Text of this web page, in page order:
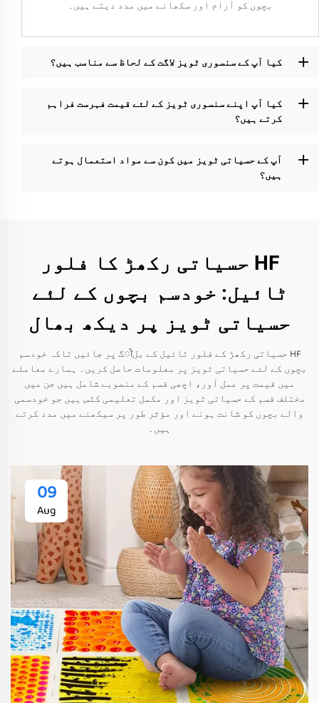
بچوں کو آرام اور سکھانے میں مدد دیتے ہیں۔
کیا آپ کے سنسوری ٹویز لاگت کے لحاظ سے مناسب ہیں؟
کیا آپ اپنے سنسوری ٹویز کے لئے قیمت فہرست فراہم
کرتے ہیں؟
آپ کے حسیاتی ٹویز میں کون سے مواد استعمال ہوتے
ہیں؟
HF حسیاتی رکھڑ کا فلور
ٹائیل: خودسم بچوں کے لئے
حسیاتی ٹویز پر دیکھ بھال
HF حسیاتی رکھڑ کے فلور ٹائیل کے بلॉگ پر جائیں تاکہ خودسم
بچوں کے لئے حسیاتی ٹویز پر معلومات حاصل کریں۔ ہمارے معاملے
میں قیمت پر عمل آور، اچھی قسم کے منصوبے شامل ہیں جن میں
مختلف قسم کے حسیاتی ٹویز اور مکمل تعلیمی کٹس ہیں جو خودسمی
والے بچوں کو شانت ہونے اور مؤثر طور پر سیکھنے میں مدد کرتے
ہیں۔
09
Aug